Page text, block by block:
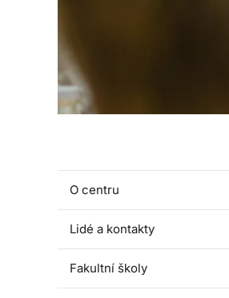
O centru
Lidé a kontakty
Fakultní školy